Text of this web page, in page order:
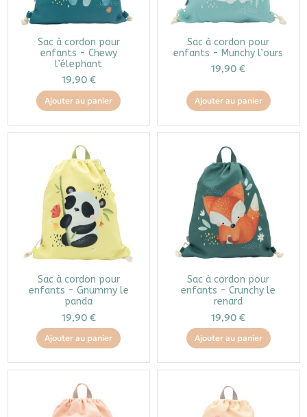
Sac à cordon pour
enfants - Chewy
l’élephant
19,90 €
Ajouter au panier
Sac à cordon pour
enfants - Munchy l’ours
19,90 €
Ajouter au panier
Sac à cordon pour
enfants - Gnummy le
panda
19,90 €
Ajouter au panier
Sac à cordon pour
enfants - Crunchy le
renard
19,90 €
Ajouter au panier